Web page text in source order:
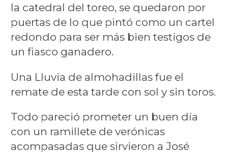
la catedral del toreo, se quedaron por
puertas de lo que pintó como un cartel
redondo para ser más bien testigos de
un fiasco ganadero.
Una Lluvia de almohadillas fue el
remate de esta tarde con sol y sin toros.
Todo pareció prometer un buen día
con un ramillete de verónicas
acompasadas que sirvieron a José